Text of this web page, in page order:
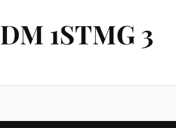
DM 1STMG 3